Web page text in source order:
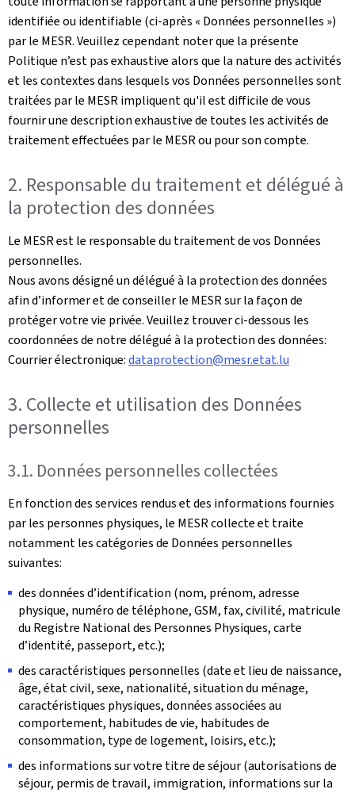
identifiée ou identifiable (ci-après « Données personnelles »)
par le MESR. Veuillez cependant noter que la présente
Politique n’est pas exhaustive alors que la nature des activités
et les contextes dans lesquels vos Données personnelles sont
traitées par le MESR impliquent qu'il est difficile de vous
fournir une description exhaustive de toutes les activités de
traitement effectuées par le MESR ou pour son compte.
2. Responsable du traitement et délégué à
la protection des données
Le MESR est le responsable du traitement de vos Données
personnelles.
Nous avons désigné un délégué à la protection des données
afin d’informer et de conseiller le MESR sur la façon de
protéger votre vie privée. Veuillez trouver ci-dessous les
coordonnées de notre délégué à la protection des données:
Courrier électronique:dataprotection@mesr.etat.lu
3. Collecte et utilisation des Données
personnelles
3.1. Données personnelles collectées
En fonction des services rendus et des informations fournies
par les personnes physiques, le MESR collecte et traite
notamment les catégories de Données personnelles
suivantes:
des données d’identification (nom, prénom, adresse
physique, numéro de téléphone, GSM, fax, civilité, matricule
du Registre National des Personnes Physiques, carte
d’identité, passeport, etc.);
des caractéristiques personnelles (date et lieu de naissance,
âge, état civil, sexe, nationalité, situation du ménage,
caractéristiques physiques, données associées au
comportement, habitudes de vie, habitudes de
consommation, type de logement, loisirs, etc.);
des informations sur votre titre de séjour (autorisations de
séjour, permis de travail, immigration, informations sur la